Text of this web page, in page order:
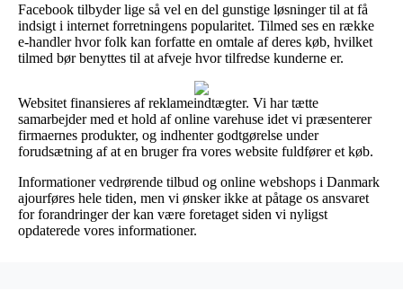
Facebook tilbyder lige så vel en del gunstige løsninger til at få
indsigt i internet forretningens popularitet. Tilmed ses en række
e-handler hvor folk kan forfatte en omtale af deres køb, hvilket
tilmed bør benyttes til at afveje hvor tilfredse kunderne er.
Websitet finansieres af reklameindtægter. Vi har tætte
samarbejder med et hold af online varehuse idet vi præsenterer
firmaernes produkter, og indhenter godtgørelse under
forudsætning af at en bruger fra vores website fuldfører et køb.
Informationer vedrørende tilbud og online webshops i Danmark
ajourføres hele tiden, men vi ønsker ikke at påtage os ansvaret
for forandringer der kan være foretaget siden vi nyligst
opdaterede vores informationer.